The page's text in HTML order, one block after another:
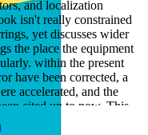
and localization
isn't really constrained
yet discusses wider
the place the equipment
within the present
have been corrected, a
accelerated, and the
cited up to now. This
stay a precious and